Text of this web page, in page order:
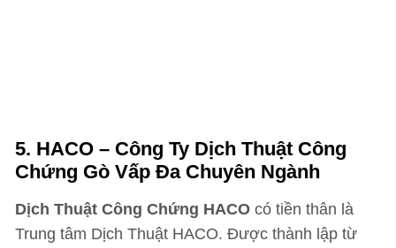
5. HACO – Công Ty Dịch Thuật Công
Chứng Gò Vấp Đa Chuyên Ngành
Dịch Thuật Công Chứng HACO có tiền thân là
Trung tâm Dịch Thuật HACO. Được thành lập từ